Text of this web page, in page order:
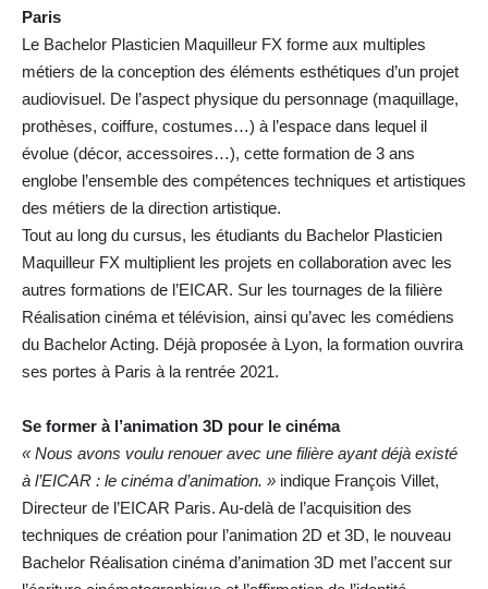
Paris
Le Bachelor Plasticien Maquilleur FX forme aux multiples
métiers de la conception des éléments esthétiques d’un projet
audiovisuel. De l’aspect physique du personnage (maquillage,
prothèses, coiffure, costumes…) à l’espace dans lequel il
évolue (décor, accessoires…), cette formation de 3 ans
englobe l’ensemble des compétences techniques et artistiques
des métiers de la direction artistique.
Tout au long du cursus, les étudiants du Bachelor Plasticien
Maquilleur FX multiplient les projets en collaboration avec les
autres formations de l’EICAR. Sur les tournages de la filière
Réalisation cinéma et télévision, ainsi qu’avec les comédiens
du Bachelor Acting. Déjà proposée à Lyon, la formation ouvrira
ses portes à Paris à la rentrée 2021.
Se former à l’animation 3D pour le cinéma
« Nous avons voulu renouer avec une filière ayant déjà existé
à l’EICAR : le cinéma d’animation. » indique François Villet,
Directeur de l’EICAR Paris. Au-delà de l’acquisition des
techniques de création pour l’animation 2D et 3D, le nouveau
Bachelor Réalisation cinéma d’animation 3D met l’accent sur